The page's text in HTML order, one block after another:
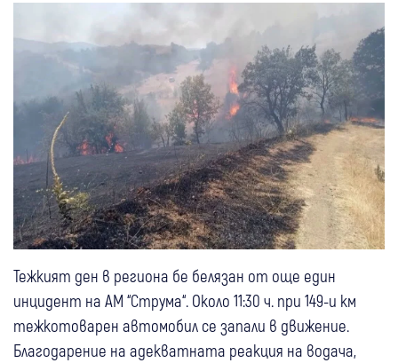
Тежкият ден в региона бе белязан от още един
инцидент на АМ “Струма“. Около 11:30 ч. при 149-и км
тежкотоварен автомобил се запали в движение.
Благодарение на адекватната реакция на водача,